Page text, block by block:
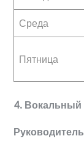
Среда
Пятница
4. Вокальный